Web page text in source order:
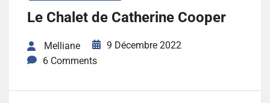
Le Chalet de Catherine Cooper
Melliane
9 Décembre 2022
6 Comments